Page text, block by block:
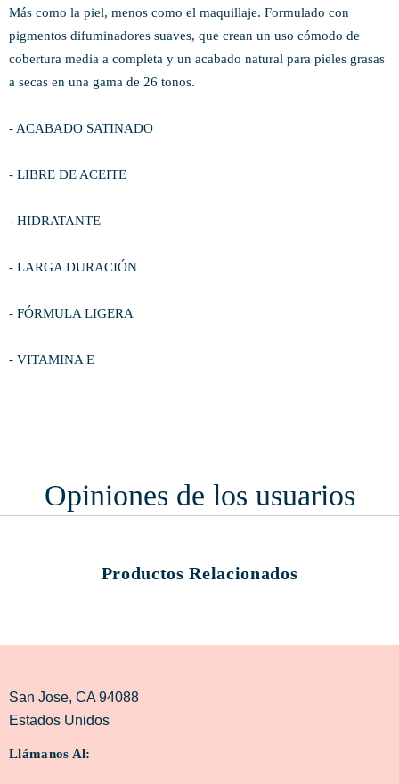
Más como la piel, menos como el maquillaje. Formulado con
pigmentos difuminadores suaves, que crean un uso cómodo de
cobertura media a completa y un acabado natural para pieles grasas
a secas en una gama de 26 tonos.
- ACABADO SATINADO
- LIBRE DE ACEITE
- HIDRATANTE
- LARGA DURACIÓN
- FÓRMULA LIGERA
- VITAMINA E
Opiniones de los usuarios
Productos Relacionados
San Jose, CA 94088
Estados Unidos
Llámanos Al: